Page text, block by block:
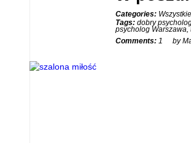
Categories: Wszystkie
Tags: dobry
psycholog Warszawa,
Comments: 1 by